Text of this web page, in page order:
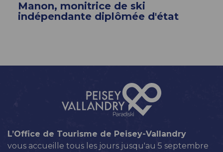
Manon, monitrice de ski
indépendante diplômée d'état
L’Office de Tourisme de Peisey-Vallandry
vous accueille tous les jours jusqu'au 5 septembre